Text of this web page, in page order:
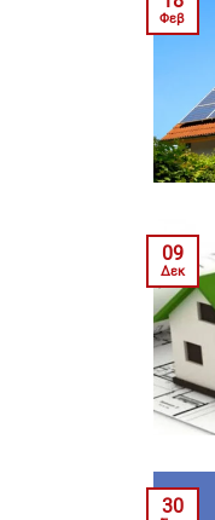
Φεβ
09
Δεκ
30